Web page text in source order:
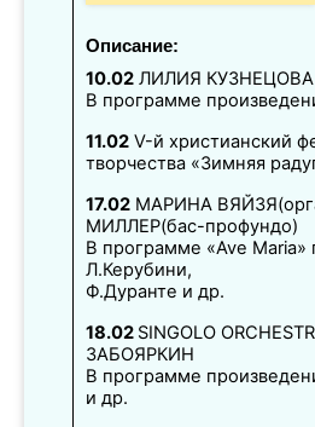
Описание:
10.02 ЛИЛИЯ КУЗНЕЦОВА
В программе
11.02 V-й христианский
творчества «Зимняя
17.02 МАРИНА
МИЛЛЕР(бас-профундо)
В программе «Ave
Л.Керубини,
Ф.Дуранте и др.
18.02 SINGOLO
ЗАБОЯРКИН
В программе
и др.